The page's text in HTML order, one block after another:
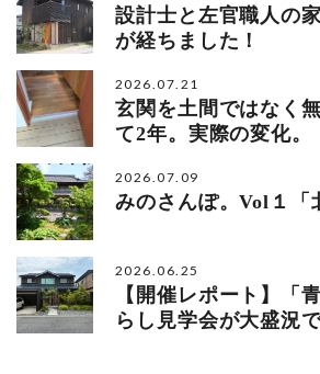
設計士と左官職人の
が経ちました！
2026.07.21
玄関を土間ではなく
て2年。実際の変化。
2026.07.09
みのさんぽ。Vol１「
2026.06.25
【開催レポート】「
らし見学会が大盛況